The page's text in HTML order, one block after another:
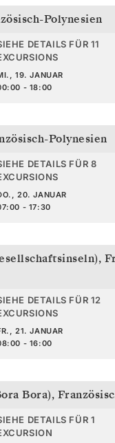
Polynesien
DETAILS FÜR 11
19. JANUAR
- 18:00
Polynesien
DETAILS FÜR 8
20. JANUAR
- 17:30
,
DETAILS FÜR 12
21. JANUAR
- 16:00
Bora),
DETAILS FÜR 1